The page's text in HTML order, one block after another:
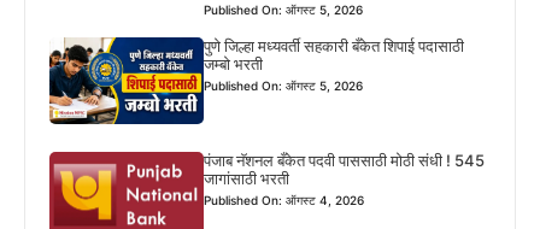
Published On: ऑगस्ट 5, 2026
पुणे जिल्हा मध्यवर्ती सहकारी बँकेत शिपाई पदासाठी
जम्बो भरती
Published On: ऑगस्ट 5, 2026
पंजाब नॅशनल बँकेत पदवी पाससाठी मोठी संधी ! 545
जागांसाठी भरती
Published On: ऑगस्ट 4, 2026